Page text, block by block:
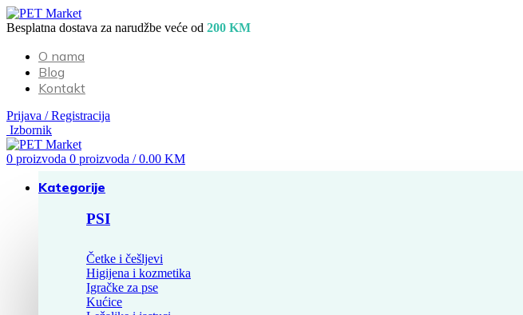
Besplatna dostava za narudžbe veće od 200 KM
O nama
Blog
Kontakt
Prijava / Registracija
Izbornik
0 proizvoda 0 proizvoda / 0.00 KM
Kategorije
PSI
Četke i češljevi
Higijena i kozmetika
Igračke za pse
Kućice